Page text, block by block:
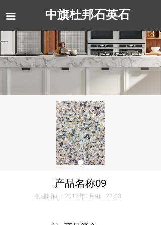
中旗杜邦石英石
끀
产品名称09
创建时间： 2018年1月9日 22:03